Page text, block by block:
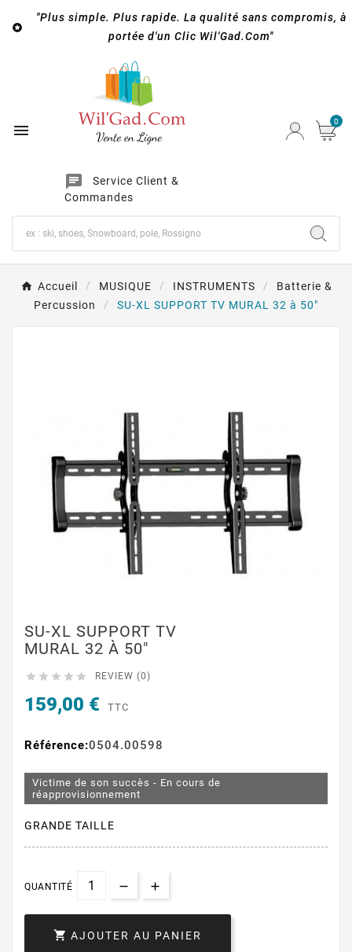

"Plus simple. Plus rapide. La qualité sans compromis, à
portée d'un Clic Wil'Gad.Com"

chat
Service Client &
Commandes
0
Accueil MUSIQUE INSTRUMENTS
Batterie &
Percussion
SU-XL SUPPORT TV MURAL 32 à 50"
SU-XL SUPPORT TV
MURAL 32 À 50"
     REVIEW (0)
159,00 € TTC
Référence:0504.00598
Victime de son succès - En cours de
réapprovisionnement
GRANDE TAILLE
QUANTITÉ
 AJOUTER AU PANIER